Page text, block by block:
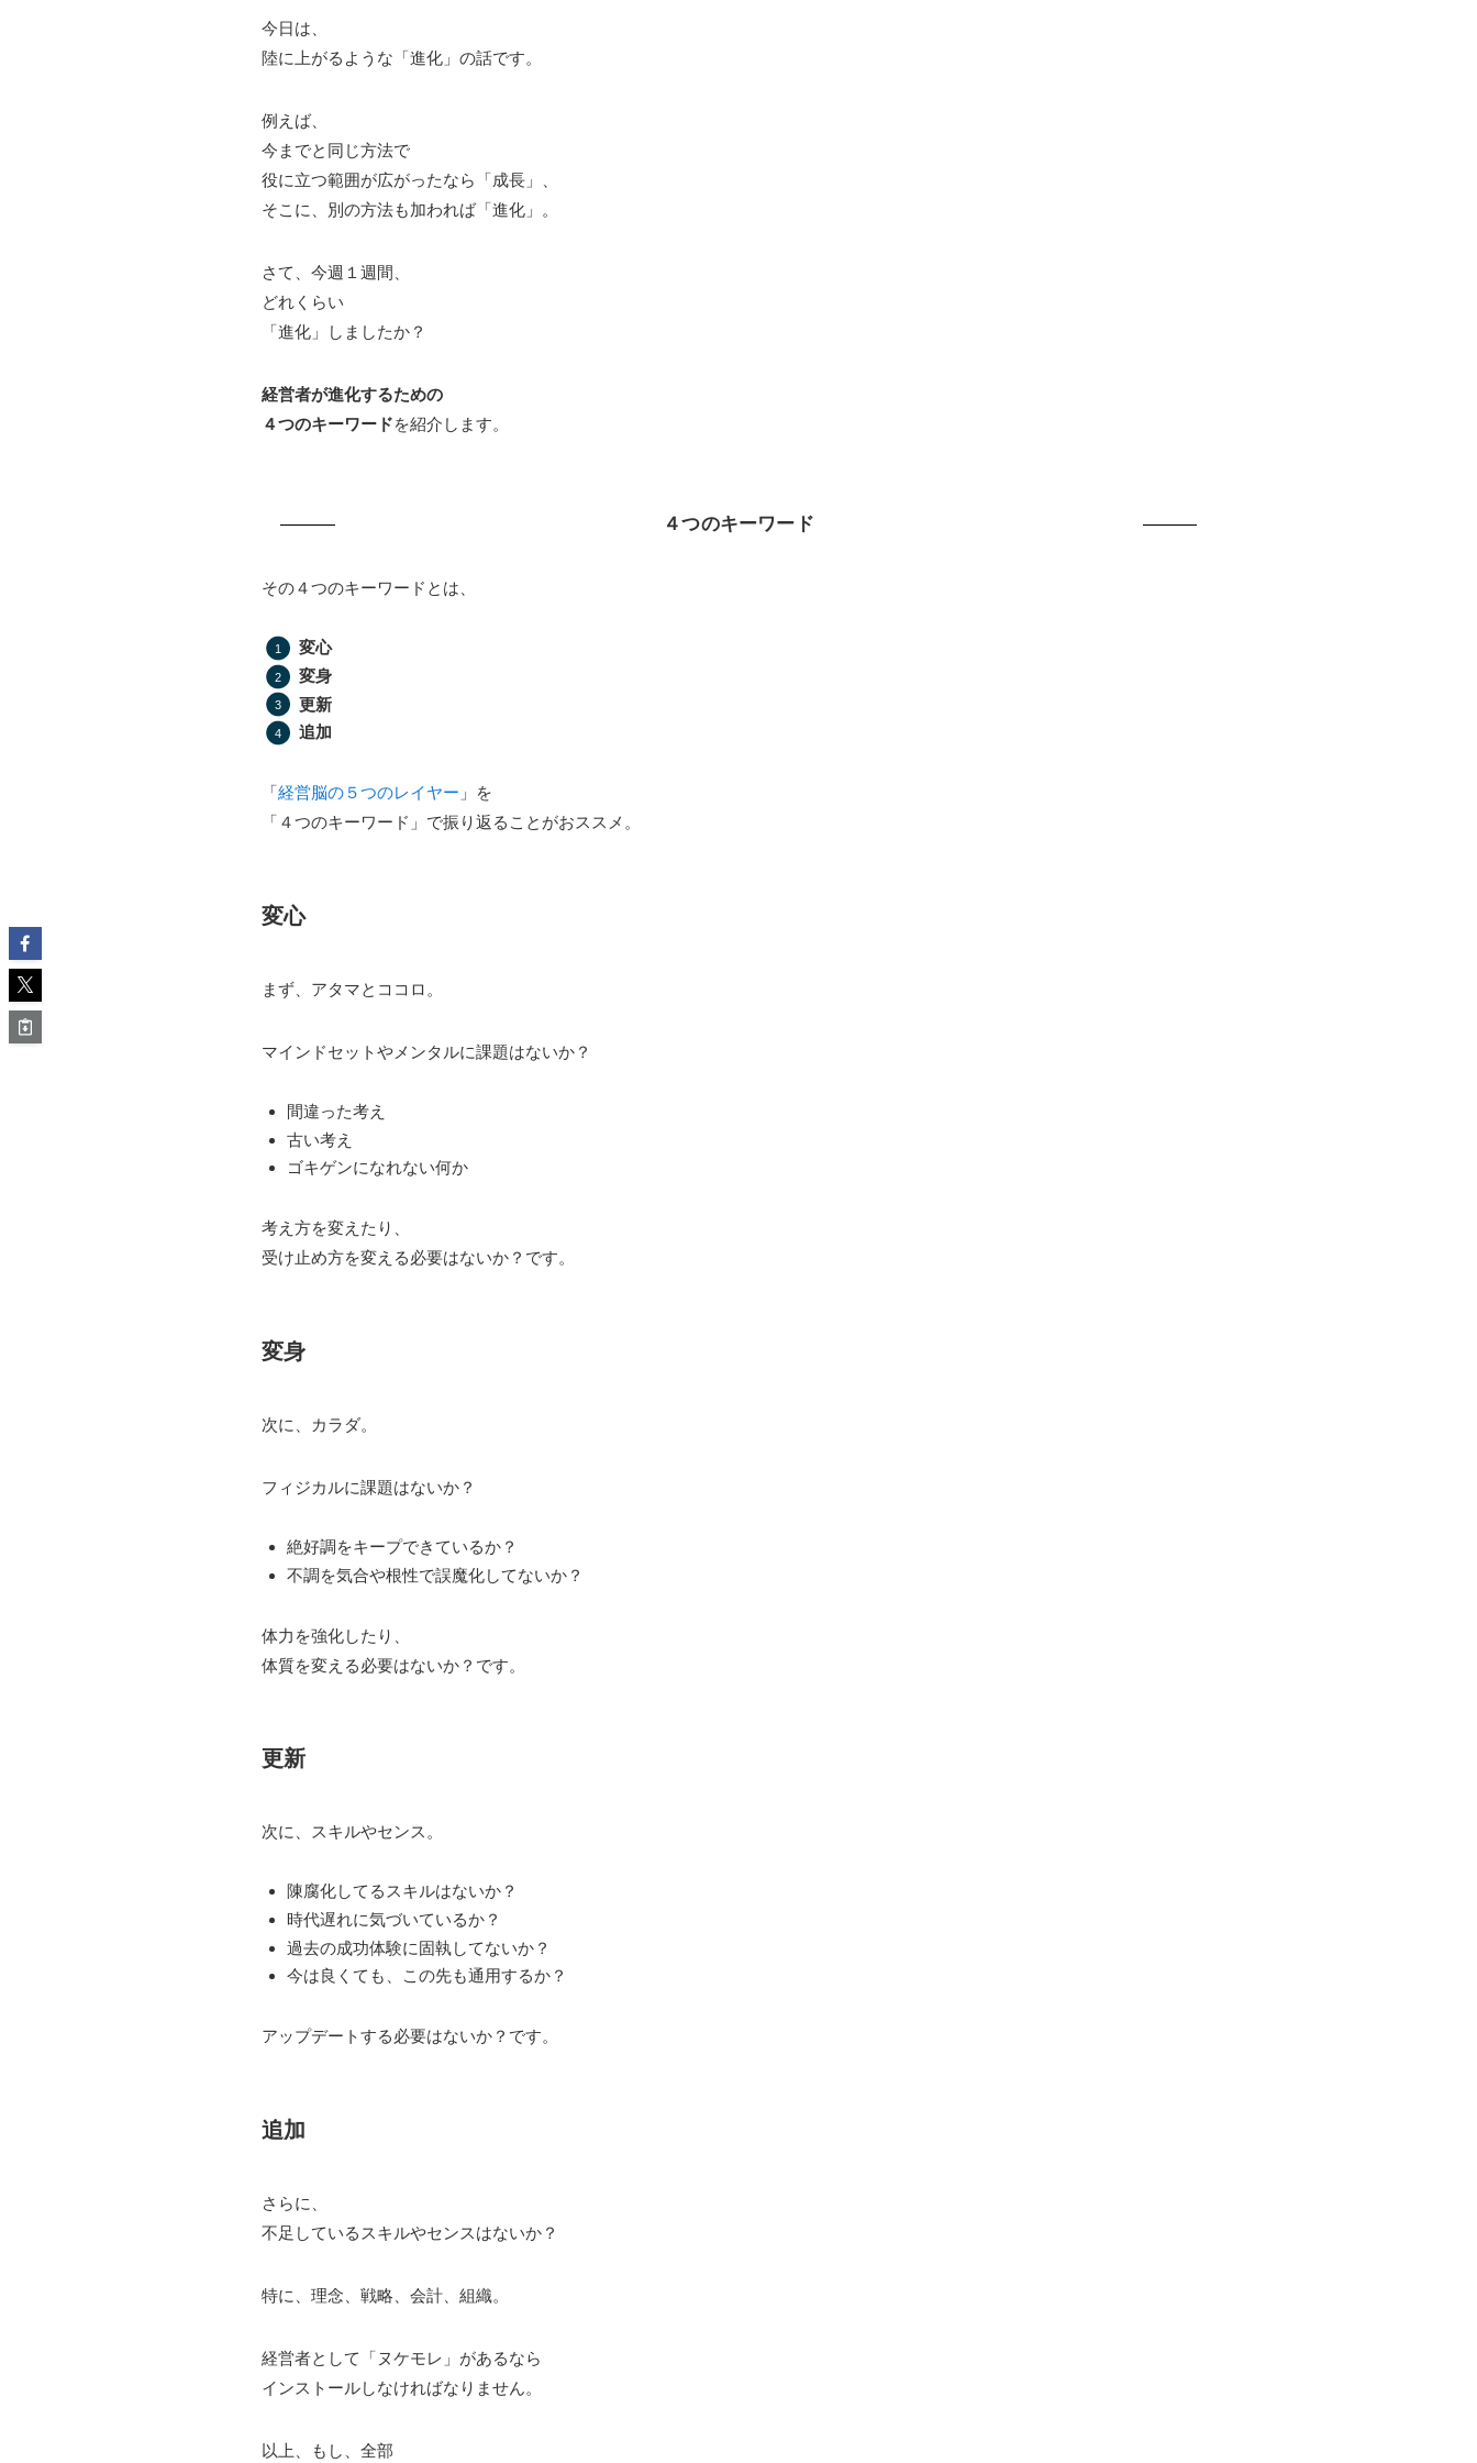
今日は、
陸に上がるような「進化」の話です。
例えば、
今までと同じ方法で
役に立つ範囲が広がったなら「成長」、
そこに、別の方法も加われば「進化」。
さて、今週１週間、
どれくらい
「進化」しましたか？
経営者が進化するための
４つのキーワードを紹介します。
４つのキーワード
その４つのキーワードとは、
変心
変身
更新
追加
「 経営脳の５つのレイヤー 」を
「４つのキーワード」で振り返ることがおススメ。
変心
まず、アタマとココロ。
マインドセットやメンタルに課題はないか？
間違った考え
古い考え
ゴキゲンになれない何か
考え方を変えたり、
受け止め方を変える必要はないか？です。
変身
次に、カラダ。
フィジカルに課題はないか？
絶好調をキープできているか？
不調を気合や根性で誤魔化してないか？
体力を強化したり、
体質を変える必要はないか？です。
更新
次に、スキルやセンス。
陳腐化してるスキルはないか？
時代遅れに気づいているか？
過去の成功体験に固執してないか？
今は良くても、この先も通用するか？
アップデートする必要はないか？です。
追加
さらに、
不足しているスキルやセンスはないか？
特に、理念、戦略、会計、組織。
経営者として「ヌケモレ」があるなら
インストールしなければなりません。
以上、もし、全部